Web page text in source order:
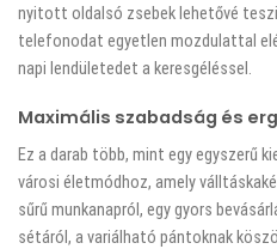
nyitott oldalsó zsebek lehetővé
telefonodat egyetlen mozdulattal
napi lendületedet a keresgéléssel.
Maximális szabadság és
Ez a darab több, mint egy egyszerű
városi életmódhoz, amely
sűrű munkanapról, egy gyors
sétáról, a variálható pántoknak